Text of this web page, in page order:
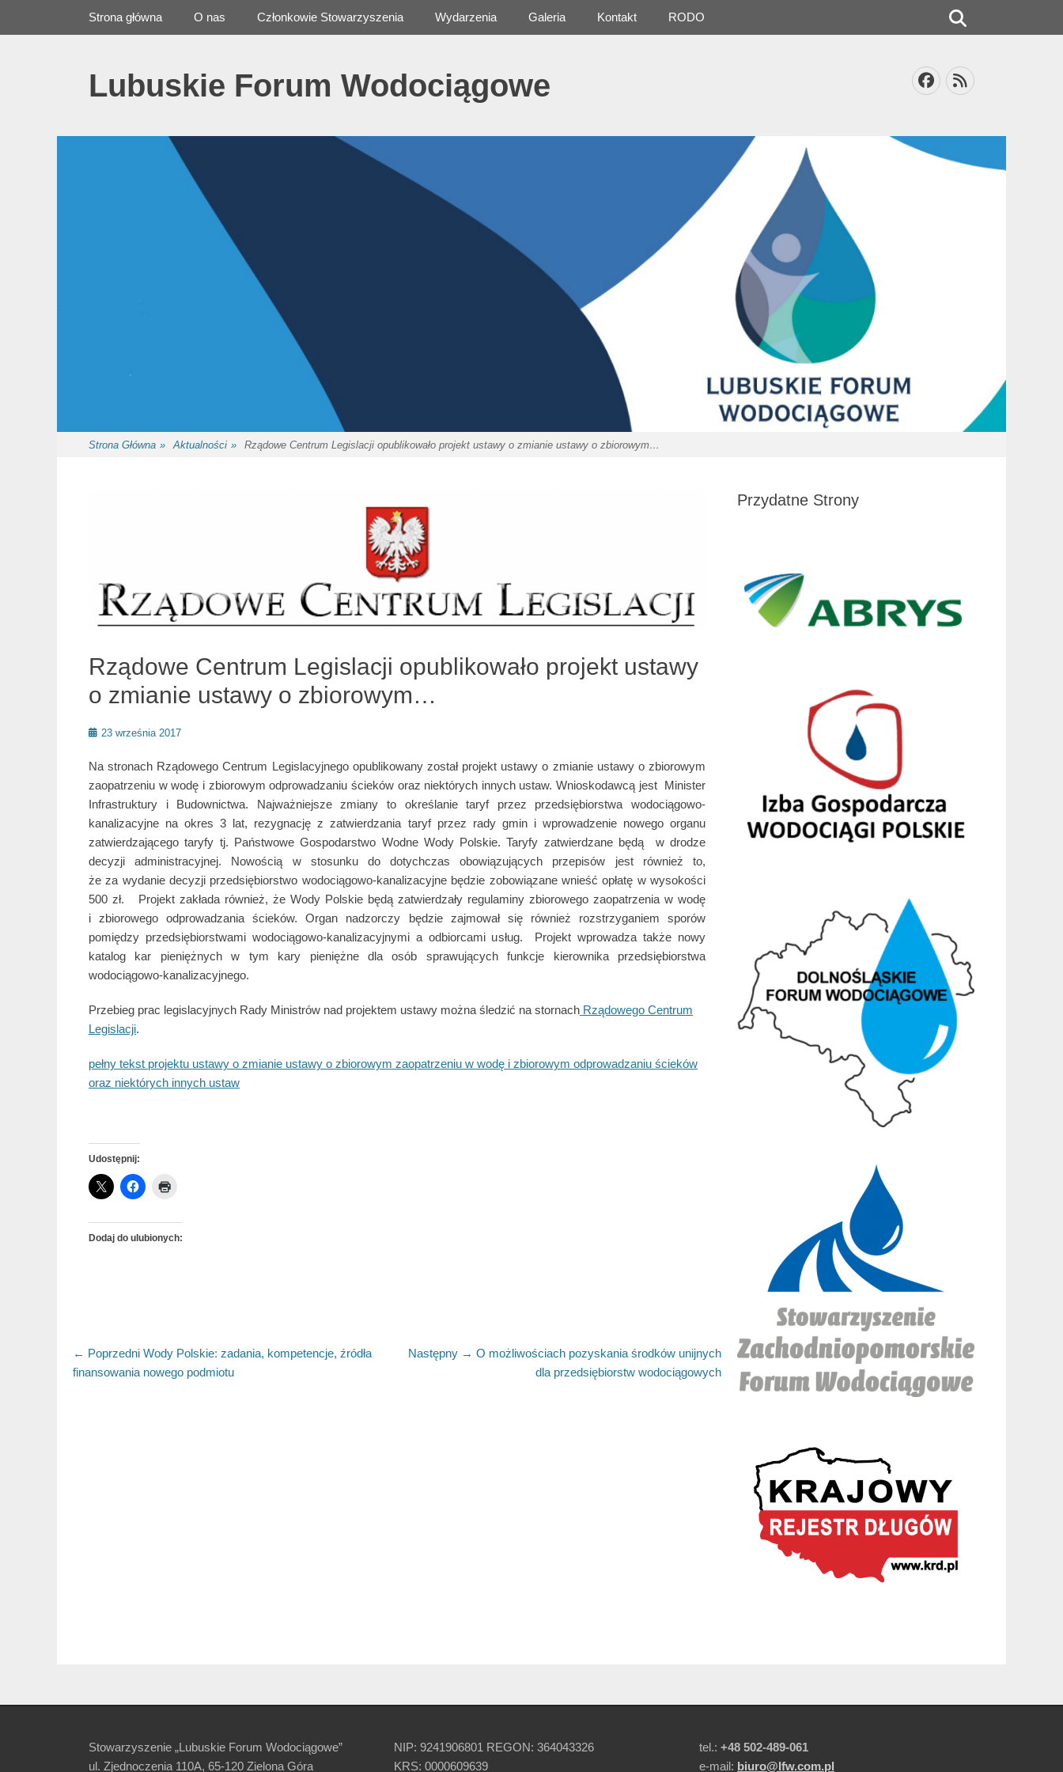
Lubuskie Forum Wodociągowe Facebook
Feed
Primary Menu
Strona główna O nas Członkowie Stowarzyszenia Wydarzenia Galeria Kontakt RODO
Strona Główna » Aktualności » Rządowe Centrum Legislacji opublikowało projekt ustawy o zmianie ustawy o zbiorowym…
Rządowe Centrum Legislacji opublikowało projekt ustawy
o zmianie ustawy o zbiorowym…
Posted
23 września 2017
Na stronach Rządowego Centrum Legislacyjnego opublikowany został projekt ustawy o zmianie ustawy o zbiorowym
zaopatrzeniu w wodę i zbiorowym odprowadzaniu ścieków oraz niektórych innych ustaw. Wnioskodawcą jest Minister
Infrastruktury i Budownictwa. Najważniejsze zmiany to określanie taryf przez przedsiębiorstwa wodociągowo-
kanalizacyjne na okres 3 lat, rezygnację z zatwierdzania taryf przez rady gmin i wprowadzenie nowego organu
zatwierdzającego taryfy tj. Państwowe Gospodarstwo Wodne Wody Polskie. Taryfy zatwierdzane będą w drodze
decyzji administracyjnej. Nowością w stosunku do dotychczas obowiązujących przepisów jest również to,
że za wydanie decyzji przedsiębiorstwo wodociągowo-kanalizacyjne będzie zobowiązane wnieść opłatę w wysokości
500 zł. Projekt zakłada również, że Wody Polskie będą zatwierdzały regulaminy zbiorowego zaopatrzenia w wodę
i zbiorowego odprowadzania ścieków. Organ nadzorczy będzie zajmował się również rozstrzyganiem sporów
pomiędzy przedsiębiorstwami wodociągowo-kanalizacyjnymi a odbiorcami usług. Projekt wprowadza także nowy
katalog kar pieniężnych w tym kary pieniężne dla osób sprawujących funkcje kierownika przedsiębiorstwa
wodociągowo-kanalizacyjnego.
Przebieg prac legislacyjnych Rady Ministrów nad projektem ustawy można śledzić na stornach Rządowego Centrum
Legislacji.
pełny tekst projektu ustawy o zmianie ustawy o zbiorowym zaopatrzeniu w wodę i zbiorowym odprowadzaniu ścieków
oraz niektórych innych ustaw
Udostępnij:
Dodaj do ulubionych:
Nawigacja
wpisu
← Poprzedni Poprzedni
artykuł:
Wody Polskie: zadania, kompetencje, źródła
finansowania nowego podmiotu
Następny → Następny
O możliwościach pozyskania środków unijnych
dla przedsiębiorstw wodociągowych
Przydatne Strony
Stowarzyszenie „Lubuskie Forum Wodociągowe”
ul. Zjednoczenia 110A, 65-120 Zielona Góra
NIP: 9241906801 REGON: 364043326
KRS: 0000609639
tel.: +48 502-489-061
e-mail: biuro@lfw.com.pl